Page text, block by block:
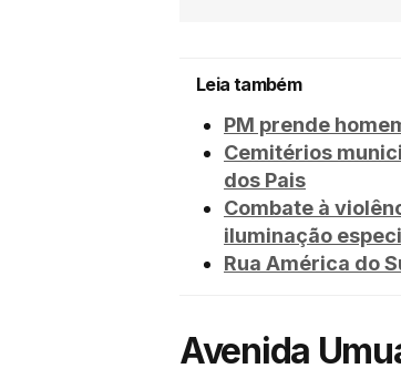
Leia também
PM prende
Cemitérios
dos Pais
Combate à
iluminação
Rua América do
Avenida